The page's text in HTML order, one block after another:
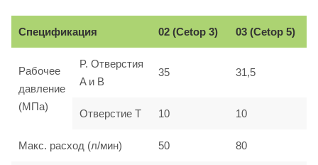
Спецификация 02 (Cetop 3) 03 (Cetop 5)
Рабочее
давление
(МПа)
P. Отверстия
A и B
35 31,5
Отверстие T 10 10
Макс. расход (л/мин) 50 80